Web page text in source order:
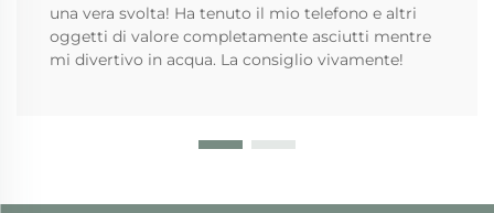
una vera svolta! Ha tenuto il mio telefono e altri
oggetti di valore completamente asciutti mentre
mi divertivo in acqua. La consiglio vivamente!